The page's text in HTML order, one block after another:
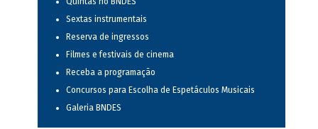
Sextas instrumentais
Reserva de ingressos
Filmes e festivais de cinema
Receba a programação
Concursos para Escolha de Espetáculos Musicais
Galeria BNDES